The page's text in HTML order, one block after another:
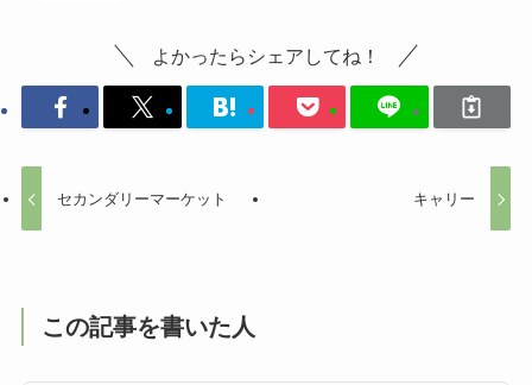
よかったらシェアしてね！
セカンダリーマーケット キャリー
この記事を書いた人